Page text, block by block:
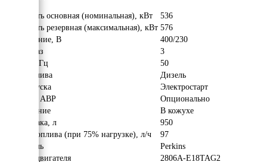
Мощность основная (номинальная), кВт
536
Мощность резервная (максимальная), кВт 576
Напряжение, В
400/230
Число фаз
3
Частота, Гц
50
Вид топлива
Дизель
Тип запуска
Электростарт
Наличие АВР
Опционально
Исполнение
В кожухе
Объём бака, л
950
Расход топлива (при 75% нагрузке), л/ч
97
Двигатель
Perkins
Модель двигателя
2806A-E18TAG2